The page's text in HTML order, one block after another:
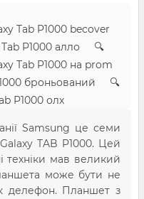
Tab P1000 becover
Tab P1000 алло 🔍
Tab P1000 на prom
броньований 🔍
P1000 олх
Samsung це семи
TAB P1000. Цей
техніки мав великий
може бути не
делефон. Планшет з